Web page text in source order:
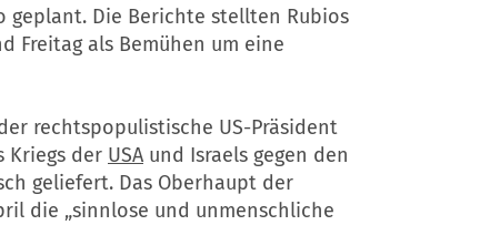
geplant. Die Berichte stellten Rubios
Freitag als Bemühen um eine
rechtspopulistische US-Präsident
Kriegs der USA und Israels gegen den
geliefert. Das Oberhaupt der
die „sinnlose und unmenschliche